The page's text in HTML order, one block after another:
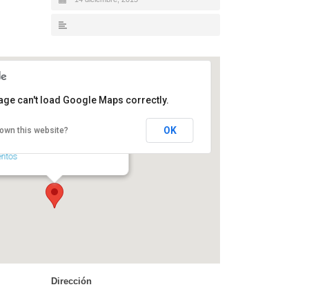
can't load Google Maps correctly.
this website? OK
Dirección